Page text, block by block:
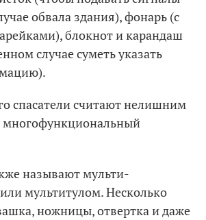
обвала здания), фонарь (с
блокнот и карандаш
случае суметь указать
спасатели считают нелишним
многофункциональный
называют мульти-
мультитулом. Несколько
ножницы, отвертка и даже